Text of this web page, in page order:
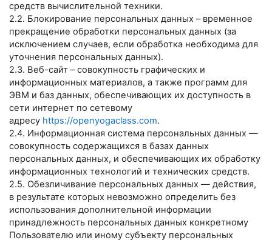
средств вычислительной техники.
2.2. Блокирование персональных данных – временное
прекращение обработки персональных данных (за
исключением случаев, если обработка необходима для
уточнения персональных данных).
2.3. Веб-сайт – совокупность графических и
информационных материалов, а также программ для
ЭВМ и баз данных, обеспечивающих их доступность в
сети интернет по сетевому
адресу https://openyogaclass.com.
2.4. Информационная система персональных данных —
совокупность содержащихся в базах данных
персональных данных, и обеспечивающих их обработку
информационных технологий и технических средств.
2.5. Обезличивание персональных данных — действия,
в результате которых невозможно определить без
использования дополнительной информации
принадлежность персональных данных конкретному
Пользователю или иному субъекту персональных